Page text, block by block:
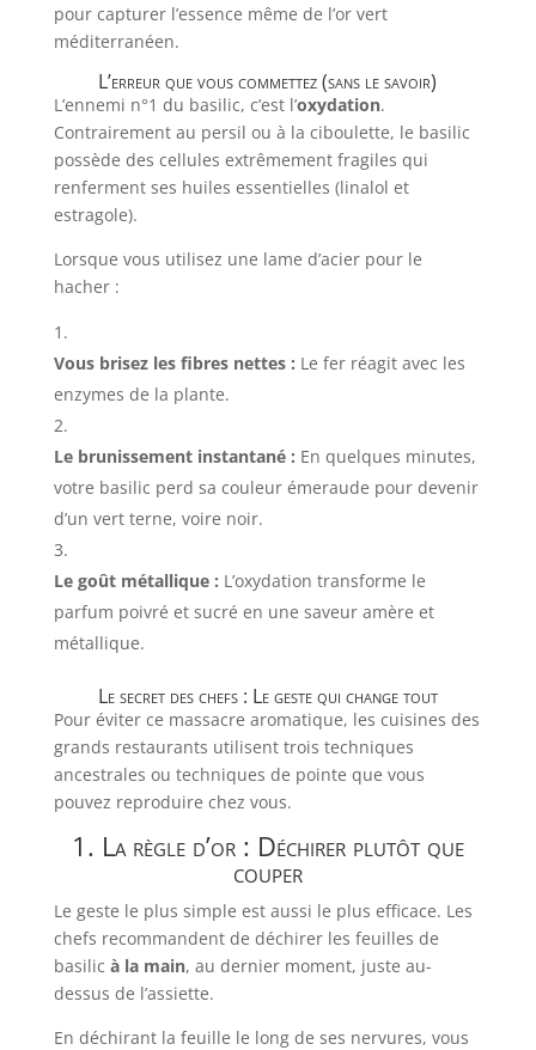
pour capturer l’essence même de l’or vert
méditerranéen.
L’erreur que vous commettez (sans le savoir)
L’ennemi n°1 du basilic, c’est l’oxydation.
Contrairement au persil ou à la ciboulette, le basilic
possède des cellules extrêmement fragiles qui
renferment ses huiles essentielles (linalol et
estragole).
Lorsque vous utilisez une lame d’acier pour le
hacher :
Vous brisez les fibres nettes : Le fer réagit avec les
enzymes de la plante.
Le brunissement instantané : En quelques minutes,
votre basilic perd sa couleur émeraude pour devenir
d’un vert terne, voire noir.
Le goût métallique : L’oxydation transforme le
parfum poivré et sucré en une saveur amère et
métallique.
Le secret des chefs : Le geste qui change tout
Pour éviter ce massacre aromatique, les cuisines des
grands restaurants utilisent trois techniques
ancestrales ou techniques de pointe que vous
pouvez reproduire chez vous.
1. La règle d’or : Déchirer plutôt que
couper
Le geste le plus simple est aussi le plus efficace. Les
chefs recommandent de déchirer les feuilles de
basilic à la main, au dernier moment, juste au-
dessus de l’assiette.
En déchirant la feuille le long de ses nervures, vous